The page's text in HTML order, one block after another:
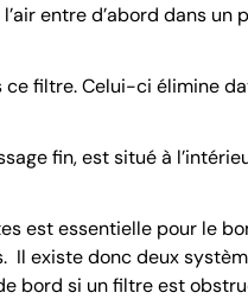
entre d’abord dans un
ce filtre. Celui-ci élimine
fin, est situé à
est essentielle pour le
Il existe donc deux
bord si un filtre est